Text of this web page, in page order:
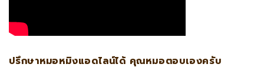
ปรึกษาหมอหมิงแอดไลน์ได้ คุณหมอตอบเองครับ